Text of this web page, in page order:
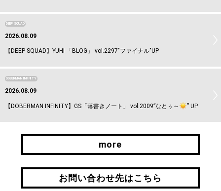
DEEP SQUAD
2026.08.09
【DEEP SQUAD】YUHI 「BLOG」 vol.2297"ファイナル"UP
DOBERMAN INFINITY
2026.08.09
【DOBERMAN INFINITY】GS「落書きノート」 vol.2009”なとぅ～ ️” UP
more
more
お問い合わせ先はこちら
お問い合わせ先はこちら